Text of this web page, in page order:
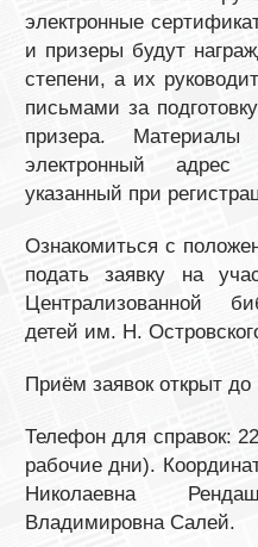
электронные
и призеры будут
степени, а их
письмами за
призера.
электронный адрес
указанный при
Ознакомиться с
подать заявку на
Централизованной
детей им. Н.
Приём заявок открыт
Телефон для справок:
рабочие дни).
Николаевна
Владимировна Салей.